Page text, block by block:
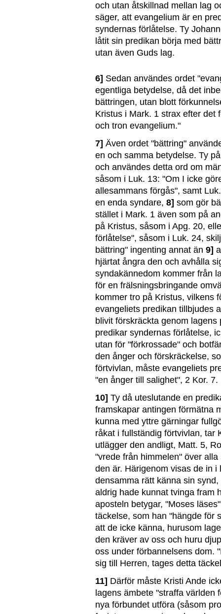
och utan åtskillnad mellan lag
säger, att evangelium är en
syndernas förlåtelse. Ty
låtit sin predikan börja med
utan även Guds lag.
6] Sedan användes ordet
egentliga betydelse, då det
bättringen, utan blott
Kristus i Mark. 1 strax efter det
och tron evangelium."
7] Även ordet "bättring"
en och samma betydelse. Ty
och användes detta ord om
såsom i Luk. 13: "Om I icke
allesammans förgås", samt
en enda syndare, 8] som gör
stället i Mark. 1 även som på
på Kristus, såsom i Apg. 20,
förlåtelse", såsom i Luk. 24,
bättring" ingenting annat än 9]
hjärtat ångra den och avhålla
syndakännedom kommer från
för en frälsningsbringande
kommer tro på Kristus, vilkens
evangeliets predikan tillbjudes
blivit förskräckta genom
predikar syndernas förlåtelse,
utan för "förkrossade" och
den ånger och förskräckelse,
förtvivlan, måste evangeliets
"en ånger till salighet", 2 Kor. 7.
10] Ty då uteslutande en
framskapar antingen förmätna
kunna med yttre gärningar
råkat i fullständig förtvivlan, tar
utlägger den andligt, Matt. 5,
"vrede från himmelen" över
den är. Härigenom visas de in i
densamma rätt känna sin
aldrig hade kunnat tvinga fram
aposteln betygar, "Moses
täckelse, som han "hängde för
att de icke känna, hurusom
den kräver av oss och huru
oss under förbannelsens dom.
sig till Herren, tages detta
11] Därför måste Kristi Ande
lagens ämbete "straffa världen
nya förbundet utföra (såsom